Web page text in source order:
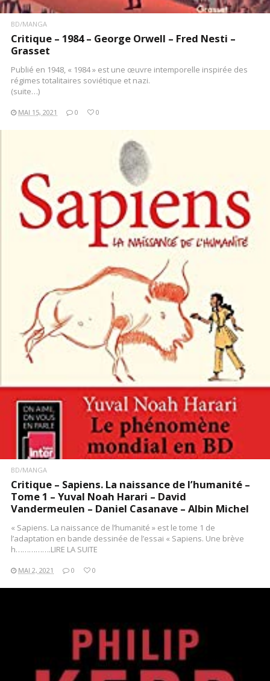
BD/MANGA
Critique – 1984 – George Orwell – Fred Nesti –
Grasset
Publié en 1948, « 1984 » est une œuvre intemporelle inspirée des
régimes totalitaires soviétique et nazi.
(suite…)
MAI 15, 2021 0 0
LIRE LA SUITE
BD/MANGA
Critique – Sapiens. La naissance de l’humanité –
Tome 1 – Yuval Noah Harari – David
Vandermeulen – Daniel Casanave – Albin Michel
« Sapiens. La naissance de l’humanité » est le tome 1 de
l’adaptation en bande dessinée de l’essai « Sapiens. Une brève
h…………….LIRE LA SUITE
MAI 2, 2021 0 0